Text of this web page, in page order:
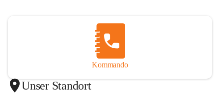
Kommando
Unser Standort